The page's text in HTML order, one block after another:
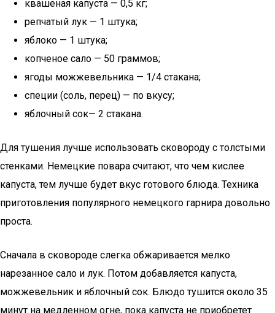
квашеная капуста — 0,5 кг;
репчатый лук — 1 штука;
яблоко — 1 штука;
копченое сало — 50 граммов;
ягоды можжевельника — 1/4 стакана;
специи (соль, перец) — по вкусу;
яблочный сок— 2 стакана.
Для тушения лучше использовать сковороду с толстыми
стенками. Немецкие повара считают, что чем кислее
капуста, тем лучше будет вкус готового блюда. Техника
приготовления популярного немецкого гарнира довольно
проста.
Сначала в сковороде слегка обжаривается мелко
нарезанное сало и лук. Потом добавляется капуста,
можжевельник и яблочный сок. Блюдо тушится около 35
минут на медленном огне, пока капуста не приобретет